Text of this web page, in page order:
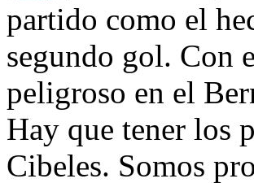
partido como el
segundo gol. Con
peligroso en el
Hay que tener los
Cibeles. Somos